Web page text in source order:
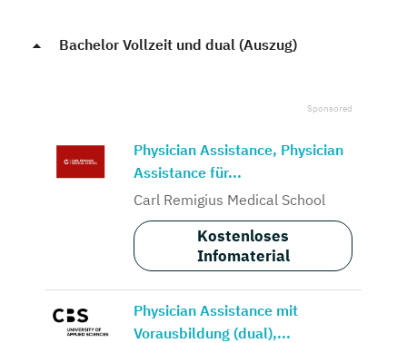
Bachelor Vollzeit und dual (Auszug)
Physician Assistance, Physician
Assistance für...
Carl Remigius Medical School
Kostenloses
Infomaterial
Physician Assistance mit
Vorausbildung (dual),...